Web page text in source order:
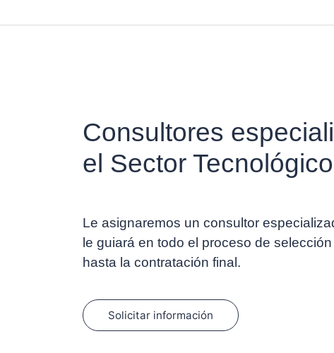
Consultores
el Sector Tecnológico
Le asignaremos un consultor
le guiará en todo el proceso de
hasta la contratación final.
Solicitar información